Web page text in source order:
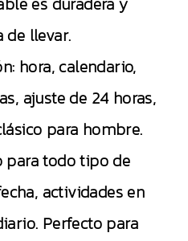
de llevar.
hora, calendario,
ajuste de 24 horas,
para hombre.
para todo tipo de
actividades en
Perfecto para